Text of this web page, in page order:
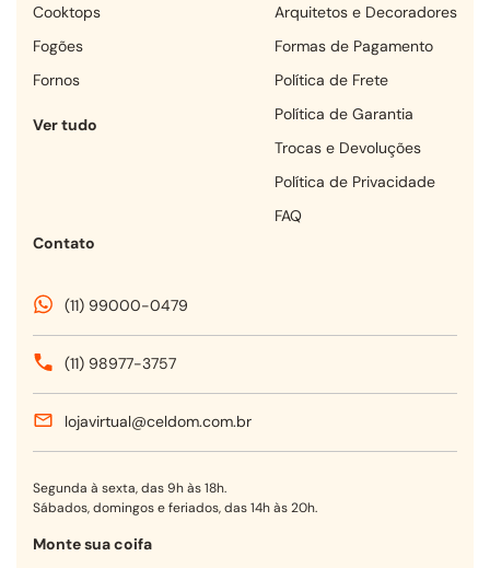
cooktops
fogões
fornos
Ver tudo
Arquitetos e Decoradores
Formas de Pagamento
Política de Frete
Política de Garantia
Trocas e Devoluções
Política de Privacidade
FAQ
Contato
(11) 99000-0479
(11) 98977-3757
lojavirtual@celdom.com.br
Segunda à sexta, das 9h às 18h.
Sábados, domingos e feriados, das 14h às 20h.
Monte sua coifa